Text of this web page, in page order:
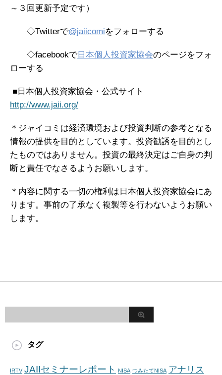
～３回更新予定です）
◇Twitterで@jaiicomiをフォローする
◇facebookで日本個人投資家協会のページをフォ
ローする
■日本個人投資家協会・公式サイト
http://www.jaii.org/
＊ジャイコミは経済環境および投資判断の参考となる
情報の提供を目的としています。投資勧誘を目的とし
たものではありません。投資の最終決定はご自身の判
断と責任でなさるようお願いします。
＊内容に関する一切の権利は日本個人投資家協会にあ
ります。事前の了承なく複製等を行わないようお願い
します。
タグ
IRTV JAIIセミナーレポート NISA つみたてNISA アナリス